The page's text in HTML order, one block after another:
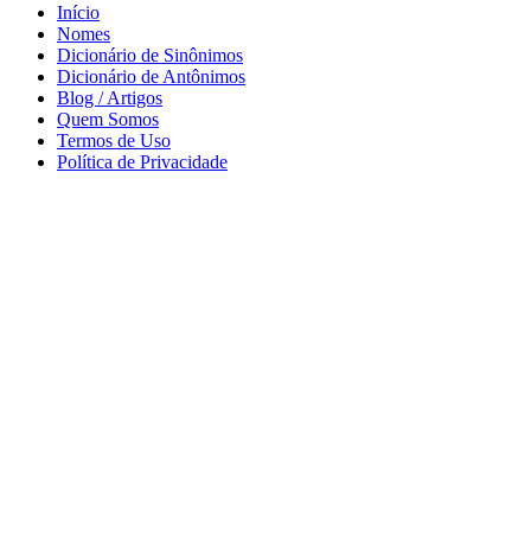
Início
Nomes
Dicionário de Sinônimos
Dicionário de Antônimos
Blog / Artigos
Quem Somos
Termos de Uso
Política de Privacidade